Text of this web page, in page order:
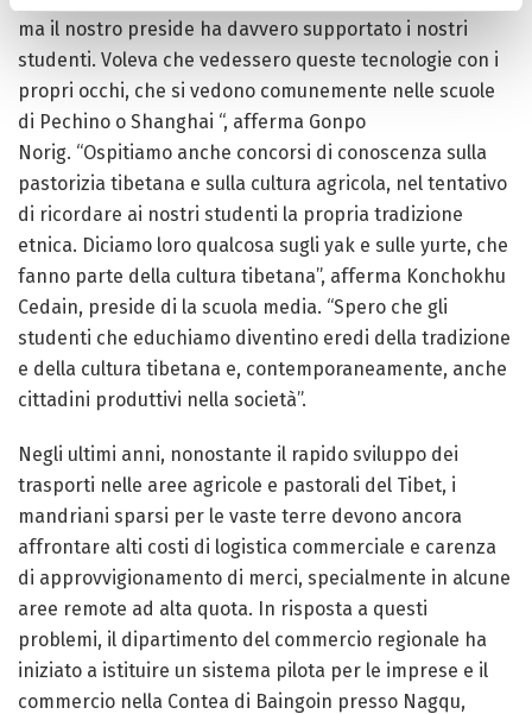
ma il nostro preside ha davvero supportato i nostri
studenti. Voleva che vedessero queste tecnologie con i
propri occhi, che si vedono comunemente nelle scuole
di Pechino o Shanghai “, afferma Gonpo
Norig. “Ospitiamo anche concorsi di conoscenza sulla
pastorizia tibetana e sulla cultura agricola, nel tentativo
di ricordare ai nostri studenti la propria tradizione
etnica. Diciamo loro qualcosa sugli yak e sulle yurte, che
fanno parte della cultura tibetana”, afferma Konchokhu
Cedain, preside di la scuola media. “Spero che gli
studenti che educhiamo diventino eredi della tradizione
e della cultura tibetana e, contemporaneamente, anche
cittadini produttivi nella società”.
Negli ultimi anni, nonostante il rapido sviluppo dei
trasporti nelle aree agricole e pastorali del Tibet, i
mandriani sparsi per le vaste terre devono ancora
affrontare alti costi di logistica commerciale e carenza
di approvvigionamento di merci, specialmente in alcune
aree remote ad alta quota. In risposta a questi
problemi, il dipartimento del commercio regionale ha
iniziato a istituire un sistema pilota per le imprese e il
commercio nella Contea di Baingoin presso Nagqu,